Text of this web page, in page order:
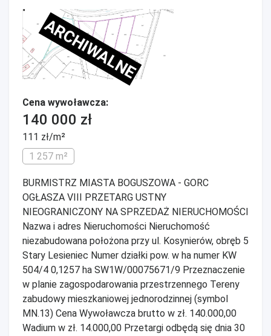
ARCHIWALNE
Cena wywoławcza:
140 000 zł
111 zł/m²
1 257 m²
BURMISTRZ MIASTA BOGUSZOWA - GORC
OGŁASZA VIII PRZETARG USTNY
NIEOGRANICZONY NA SPRZEDAŻ NIERUCHOMOŚCI
Nazwa i adres Nieruchomości Nieruchomość
niezabudowana położona przy ul. Kosynierów, obręb 5
Stary Lesieniec Numer działki pow. w ha numer KW
504/4 0,1257 ha SW1W/00075671/9 Przeznaczenie
w planie zagospodarowania przestrzennego Tereny
zabudowy mieszkaniowej jednorodzinnej (symbol
MN.13) Cena Wywoławcza brutto w zł. 140.000,00
Wadium w zł. 14.000,00 Przetargi odbędą się dnia 30